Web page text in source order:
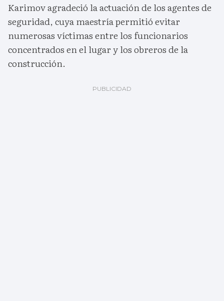
Karimov agradeció la actuación de los agentes de
seguridad, cuya maestría permitió evitar
numerosas víctimas entre los funcionarios
concentrados en el lugar y los obreros de la
construcción.